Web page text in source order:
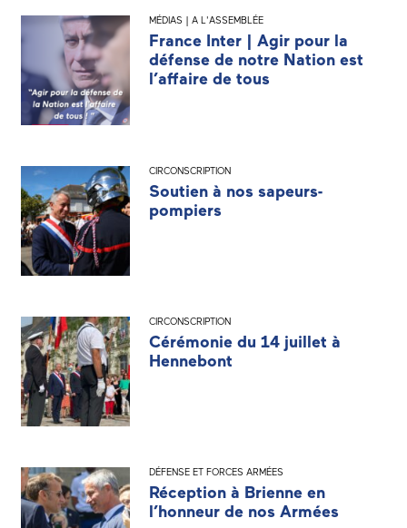
MÉDIAS | A L'ASSEMBLÉE
France Inter | Agir pour la
défense de notre Nation est
l’affaire de tous
CIRCONSCRIPTION
Soutien à nos sapeurs-
pompiers
CIRCONSCRIPTION
Cérémonie du 14 juillet à
Hennebont
DÉFENSE ET FORCES ARMÉES
Réception à Brienne en
l’honneur de nos Armées